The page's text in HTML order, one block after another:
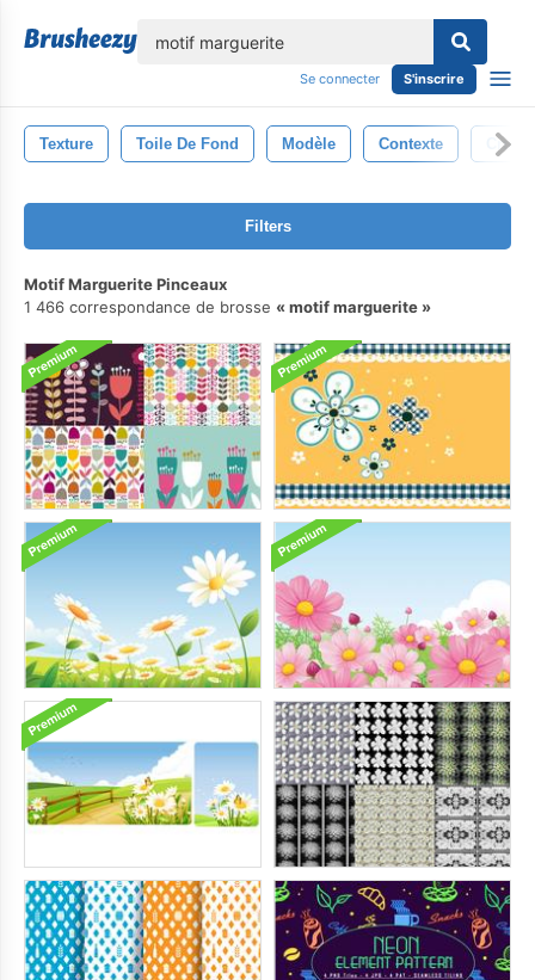
Se connecter S'inscrire
Texture Toile De Fond Modèle Contexte Cru
Filters
Motif Marguerite Pinceaux
1 466 correspondance de brosse
motif marguerite